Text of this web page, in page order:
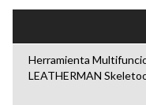
Herramienta
LEATHERMAN